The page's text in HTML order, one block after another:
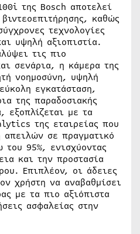
της Bosch αποτελεί
καθώς
τεχνολογίες
υψηλή αξιοπιστία.
τις πιο
σενάρια, η κάμερα της
νοημοσύνη, υψηλή
εγκατάσταση,
της παραδοσιακής
εξοπλίζεται με τα
της εταιρείας που
σε πραγματικό
95%, ενισχύοντας
και την προστασία
Επιπλέον, οι άδειες
χρήστη να αναβαθμίσει
με τα πιο αξιόπιστα
ασφαλείας στην